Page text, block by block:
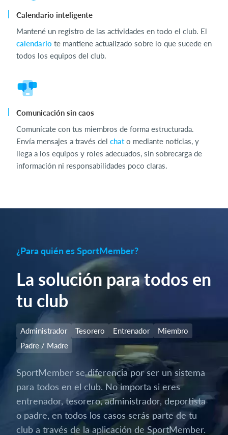
Calendario inteligente
Mantené un registro de las actividades en todo el club. El
calendario te mantiene actualizado sobre lo que sucede en
todos los equipos del club.
Comunicación sin caos
Comunícate con tus miembros de forma estructurada.
Envía mensajes a través del chato mediante noticias, y
llega a los equipos y roles adecuados, sin sobrecarga de
información ni responsabilidades poco claras.
¿Para quién es SportMember?
La solución para todos en
tu club
Administrador Tesorero Entrenador
Miembro
Padre / Madre
SportMember se diferencia por ser un sistema
para todos en el club. No importa si eres
entrenador, tesorero, administrador, deportista
o padre, en todos los casos serás parte de tu
club a través de la aplicación de SportMember.